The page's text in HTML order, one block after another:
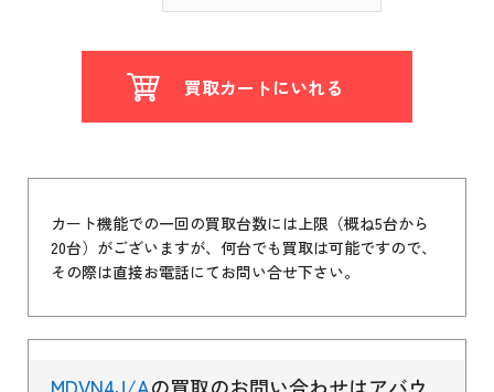
買取カートにいれる
カート機能での一回の買取台数には上限（概ね5台から
20台）がございますが、何台でも買取は可能ですので、
その際は直接お電話にてお問い合せ下さい。